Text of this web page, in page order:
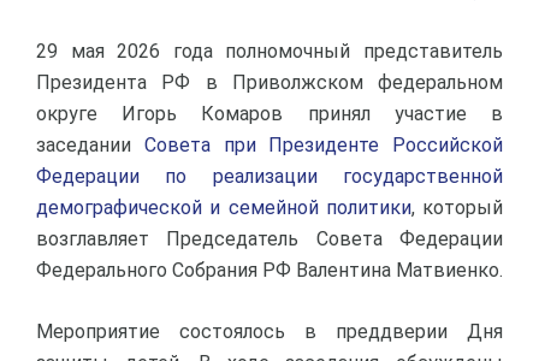
29 мая 2026 года полномочный представитель
Президента РФ в Приволжском федеральном
округе Игорь Комаров принял участие в
заседании Совета при Президенте Российской
Федерации по реализации государственной
демографической и семейной политики, который
возглавляет Председатель Совета Федерации
Федерального Собрания РФ Валентина Матвиенко.
Мероприятие состоялось в преддверии Дня